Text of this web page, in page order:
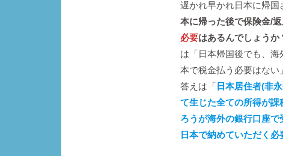
遅かれ早かれ日本に帰
本に帰った後で保険金/
必要はあるんでしょうか
は「日本帰国後でも、
本で税金払う必要はない
答えは「 日本居住者(非
て生じた全ての所得が
ろうが海外の銀行口座
日本で納めていただく